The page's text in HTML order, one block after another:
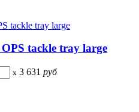
tackle tray large
x 3 631 руб